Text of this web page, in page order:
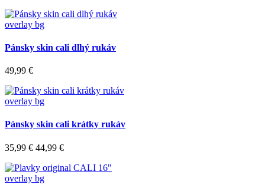
overlay bg
Pánsky skin cali dlhý rukáv
49,99 €
overlay bg
Pánsky skin cali krátky rukáv
35,99 € 44,99 €
overlay bg